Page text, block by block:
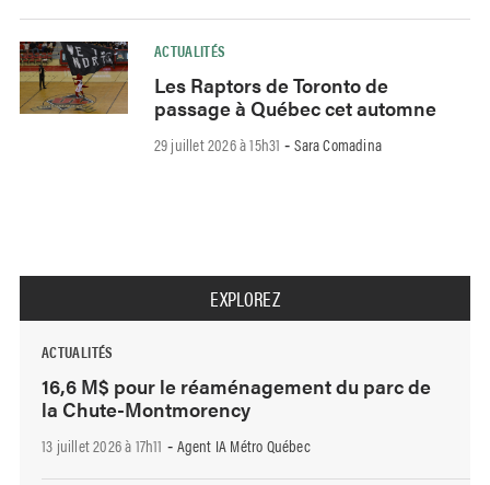
ACTUALITÉS
Les Raptors de Toronto de
passage à Québec cet automne
29 juillet 2026 à 15h31 -Sara Comadina
EXPLOREZ
ACTUALITÉS
16,6 M$ pour le réaménagement du parc de
la Chute-Montmorency
13 juillet 2026 à 17h11 - Agent IA Métro Québec